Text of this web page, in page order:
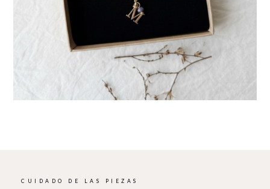
CUIDADO DE LAS PIEZAS